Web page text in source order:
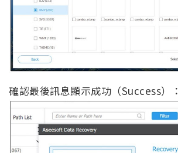
確認最後訊息顯示成功（Success）：